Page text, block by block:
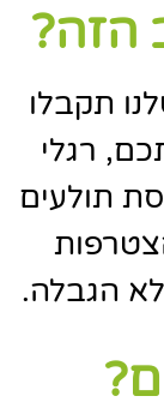
הזה?
תקבלו
רגלי
תולעים
הגבלה.